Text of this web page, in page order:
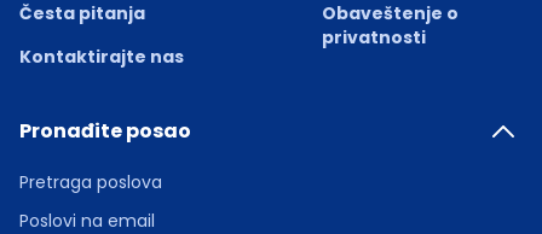
Česta pitanja
Kontaktirajte nas
Obaveštenje o
privatnosti
Pronađite posao
Pretraga poslova
Poslovi na email